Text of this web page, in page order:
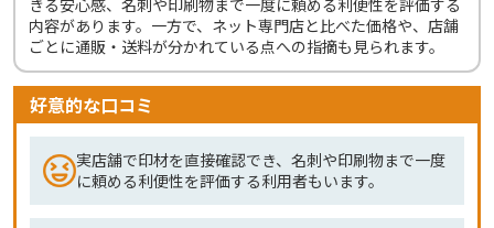
内容があります。一方で、ネット専門店と比べた価格や、店舗
ごとに通販・送料が分かれている点への指摘も見られます。
好意的な口コミ
実店舗で印材を直接確認でき、名刺や印刷物まで一度
に頼める利便性を評価する利用者もいます。